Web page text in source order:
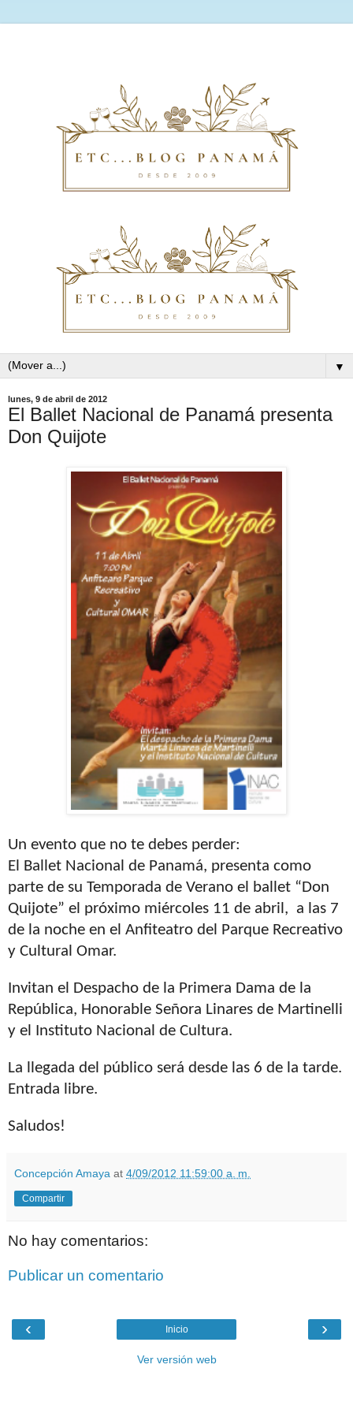
▼
lunes, 9 de abril de 2012
El Ballet Nacional de Panamá presenta
Don Quijote
Un evento que no te debes perder:
El Ballet Nacional de Panamá, presenta como
parte de su Temporada de Verano el ballet “Don
Quijote” el próximo miércoles 11 de abril, a las 7
de la noche en el Anfiteatro del Parque Recreativo
y Cultural Omar.
Invitan el Despacho de la Primera Dama de la
República, Honorable Señora Linares de Martinelli
y el Instituto Nacional de Cultura.
La llegada del público será desde las 6 de la tarde.
Entrada libre.
Saludos!
Concepción Amaya at 4/09/2012 11:59:00 a. m.
Compartir
No hay comentarios:
Publicar un comentario
‹ ›
Inicio
Ver versión web